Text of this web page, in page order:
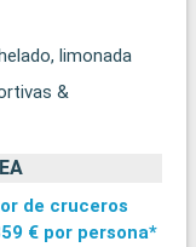
limonada
&
de cruceros
€ por persona*